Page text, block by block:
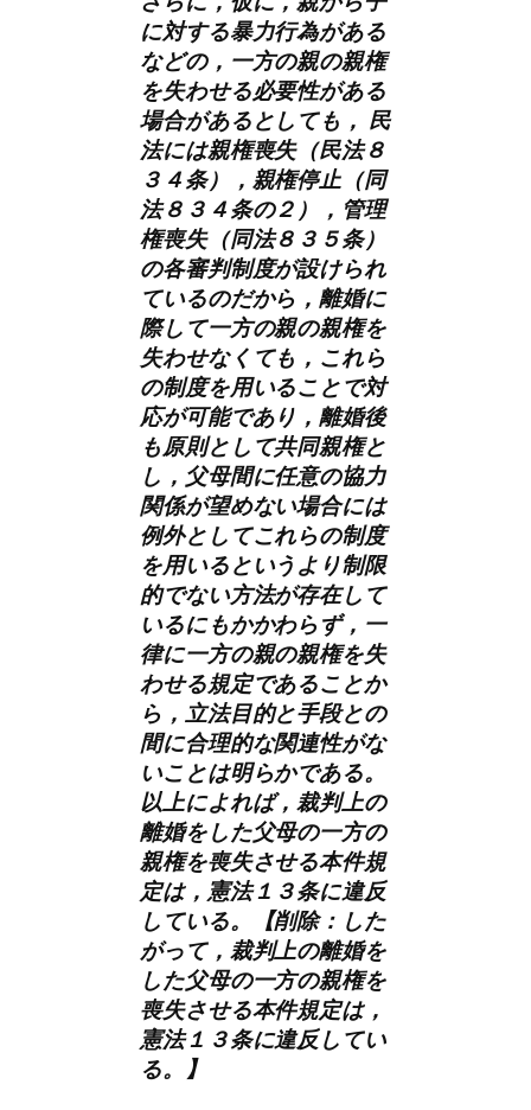
に対する暴力行為がある
などの，一方の親の親権
を失わせる必要性がある
場合があるとしても， 民
法には親権喪失（民法８
３４条），親権停止（同
法８３４条の２），管理
権喪失（同法８３５条）
の各審判制度が設けられ
ているのだから，離婚に
際して一方の親の親権を
失わせなくても，これら
の制度を用いることで対
応が可能であり，離婚後
も原則として共同親権と
し，父母間に任意の協力
関係が望めない場合には
例外としてこれらの制度
を用いるというより制限
的でない方法が存在して
いるにもかかわらず，一
律に一方の親の親権を失
わせる規定であることか
ら，立法目的と手段との
間に合理的な関連性がな
いことは明らかである。
以上によれば，裁判上の
離婚をした父母の一方の
親権を喪失させる本件規
定は，憲法１３条に違反
している。【削除：した
がって，裁判上の離婚を
した父母の一方の親権を
喪失させる本件規定は，
憲法１３条に違反してい
る。】